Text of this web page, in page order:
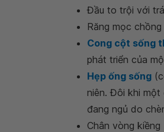
Đầu to trội với
Răng mọc
Cong cột sống
phát triển của
Hẹp ống sống
niên. Đôi khi
đang ngủ do
Chân vòng kiềng